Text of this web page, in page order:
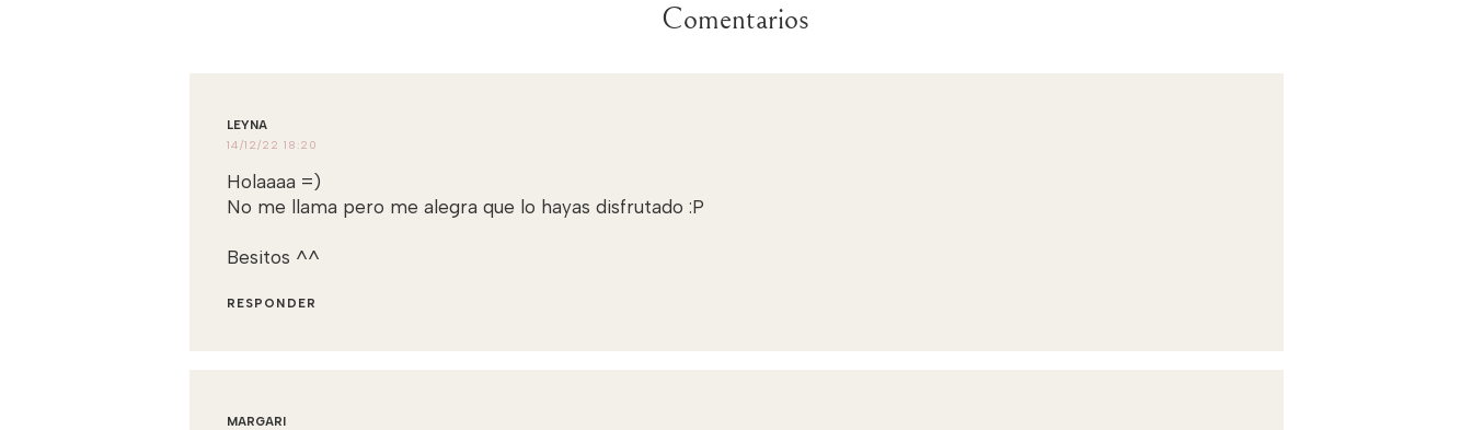
Comentarios
LEYNA
14/12/22 18:20
Holaaaa =)
No me llama pero me alegra que lo hayas disfrutado :P
Besitos ^^
RESPONDER
MARGARI